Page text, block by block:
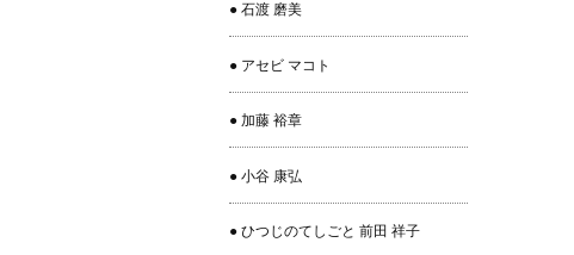
● 石渡 磨美
● アセビ マコト
● 加藤 裕章
● 小谷 康弘
● ひつじのてしごと 前田 祥子